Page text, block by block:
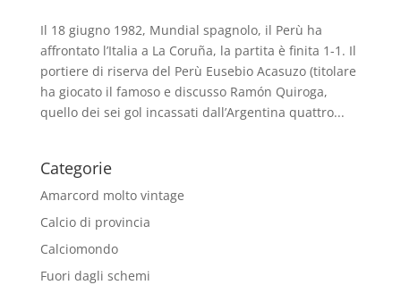
Il 18 giugno 1982, Mundial spagnolo, il Perù ha
affrontato l’Italia a La Coruña, la partita è finita 1-1. Il
portiere di riserva del Perù Eusebio Acasuzo (titolare
ha giocato il famoso e discusso Ramón Quiroga,
quello dei sei gol incassati dall’Argentina quattro...
Categorie
Amarcord molto vintage
Calcio di provincia
Calciomondo
Fuori dagli schemi